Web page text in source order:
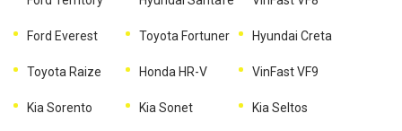
Ford Everest Toyota Fortuner Hyundai Creta
Toyota Raize Honda HR-V VinFast VF9
Kia Sorento Kia Sonet Kia Seltos